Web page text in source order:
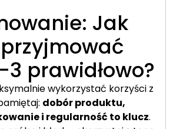
Jak
prawidłowo?
wykorzystać korzyści z
dobór produktu,
i regularność to klucz.